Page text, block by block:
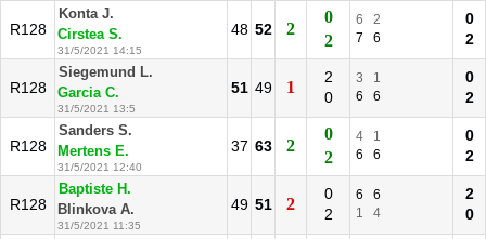
R128
Konta J.
Cirstea S.
31/5/2021 14:15
48 52 2
0
2
6
2
7
6
0
2
R128
Siegemund L.
Garcia C.
31/5/2021 13:5
51 49 1
2
0
3
1
6
6
0
2
R128
Sanders S.
Mertens E.
31/5/2021 12:40
37 63 2
0
2
4
1
6
6
0
2
R128
Baptiste H.
Blinkova A.
31/5/2021 11:35
49 51 2
0
2
6
6
1
4
2
0